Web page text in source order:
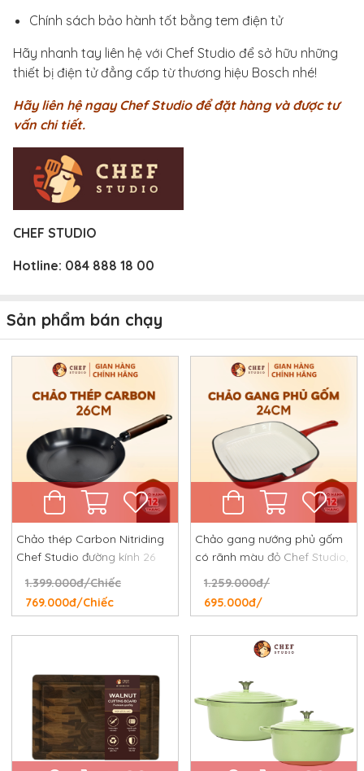
Chính sách bảo hành tốt bằng tem điện tử
Hãy nhanh tay liên hệ với Chef Studio để sở hữu những
thiết bị điện tử đẳng cấp từ thương hiệu Bosch nhé!
Hãy liên hệ ngay Chef Studio để đặt hàng và được tư
vấn chi tiết.
CHEF STUDIO
Hotline: 084 888 18 00
Sản phẩm bán chạy
Chảo thép Carbon Nitriding
Chef Studio đường kính 26
cm, chống dính tự nhiên,
chống rỉ, chống xước
1.399.000đ/Chiếc
769.000đ/Chiếc
Chảo gang nướng phủ gốm
có rãnh màu đỏ Chef Studio,
đường kính 24 cm
1.259.000đ/
695.000đ/